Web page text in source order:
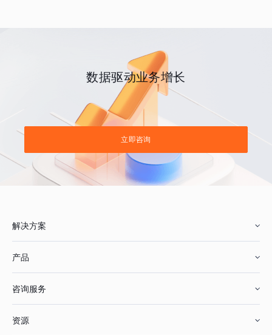
数据驱动业务增长
立即咨询
解决方案
鞋服行业
产品
咨询服务
资源